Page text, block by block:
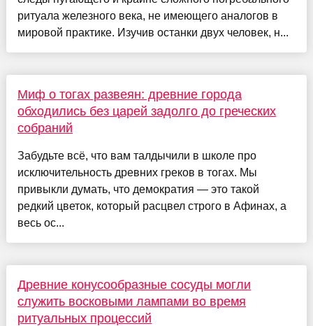
ритуала железного века, не имеющего аналогов в
мировой практике. Изучив останки двух человек, н...
Миф о тогах развеян: древние города
обходились без царей задолго до греческих
собраний
Забудьте всё, что вам талдычили в школе про
исключительность древних греков в тогах. Мы
привыкли думать, что демократия — это такой
редкий цветок, который расцвел строго в Афинах, а
весь ос...
Древние конусообразные сосуды могли
служить восковыми лампами во время
ритуальных процессий